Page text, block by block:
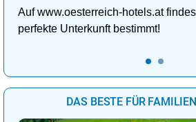
Auf www.oesterreich-hotels.at
perfekte Unterkunft bestimmt!
DAS BESTE FÜR